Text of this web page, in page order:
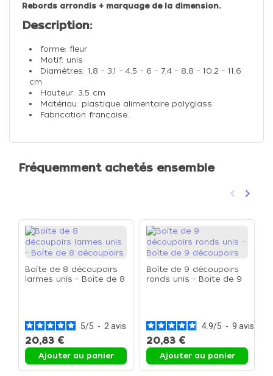
Rebords arrondis + marquage de la dimension.
Description:
forme: fleur
Motif: unis
Diamètres: 1,8 - 3,1 - 4,5 - 6 - 7,4 - 8,8 - 10,2 - 11,6
cm
Hauteur: 3,5 cm
Matériau: plastique alimentaire polyglass
Fabrication française.
Fréquemment achetés ensemble
Précédent
keyboard_arrow_left keyboard_arrow_right
Boîte de 8 découpoirs
larmes unis - Boîte de 8
5/5 - 2avis
20,83 €
Ajouter au panier
Boîte de 9 découpoirs
ronds unis - Boîte de 9
4.9/5 - 9 avis
20,83 €
Ajouter au panier